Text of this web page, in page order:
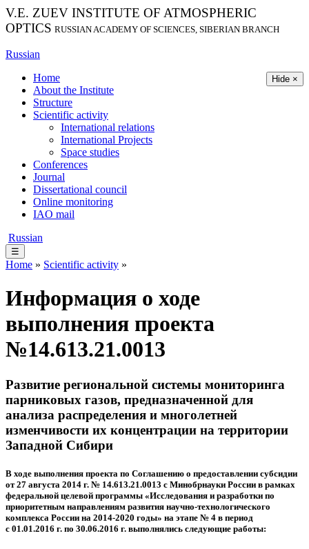
V.E. ZUEV INSTITUTE OF ATMOSPHERIC
OPTICS RUSSIAN ACADEMY OF SCIENCES, SIBERIAN BRANCH
Russian
Hide ×
Home
About the Institute
Structure
Scientific activity
International relations
International Projects
Space studies
Conferences
Journal
Dissertational council
Online monitoring
IAO mail
Russian
☰
Home » Scientific activity »
Информация о ходе
выполнения проекта
№14.613.21.0013
Развитие региональной системы мониторинга
парниковых газов, предназначенной для
анализа распределения и многолетней
изменчивости их концентрации на территории
Западной Сибири
В ходе выполнения проекта по Соглашению о предоставлении субсидии
от 27 августа 2014 г. № 14.613.21.0013 с Минобрнауки России в рамках
федеральной целевой программы «Исследования и разработки по
приоритетным направлениям развития научно-технологического
комплекса России на 2014-2020 годы» на этапе № 4 в период
с 01.01.2016 г. по 30.06.2016 г. выполнялись следующие работы: